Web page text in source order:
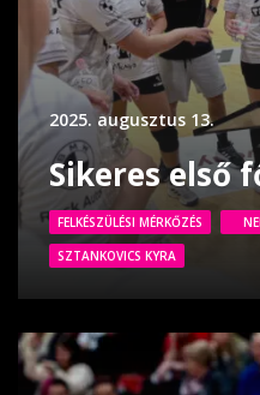
2025. augusztus 13.
Sikeres első
FELKÉSZÜLÉSI MÉRKŐZÉS
SZTANKOVICS KYRA